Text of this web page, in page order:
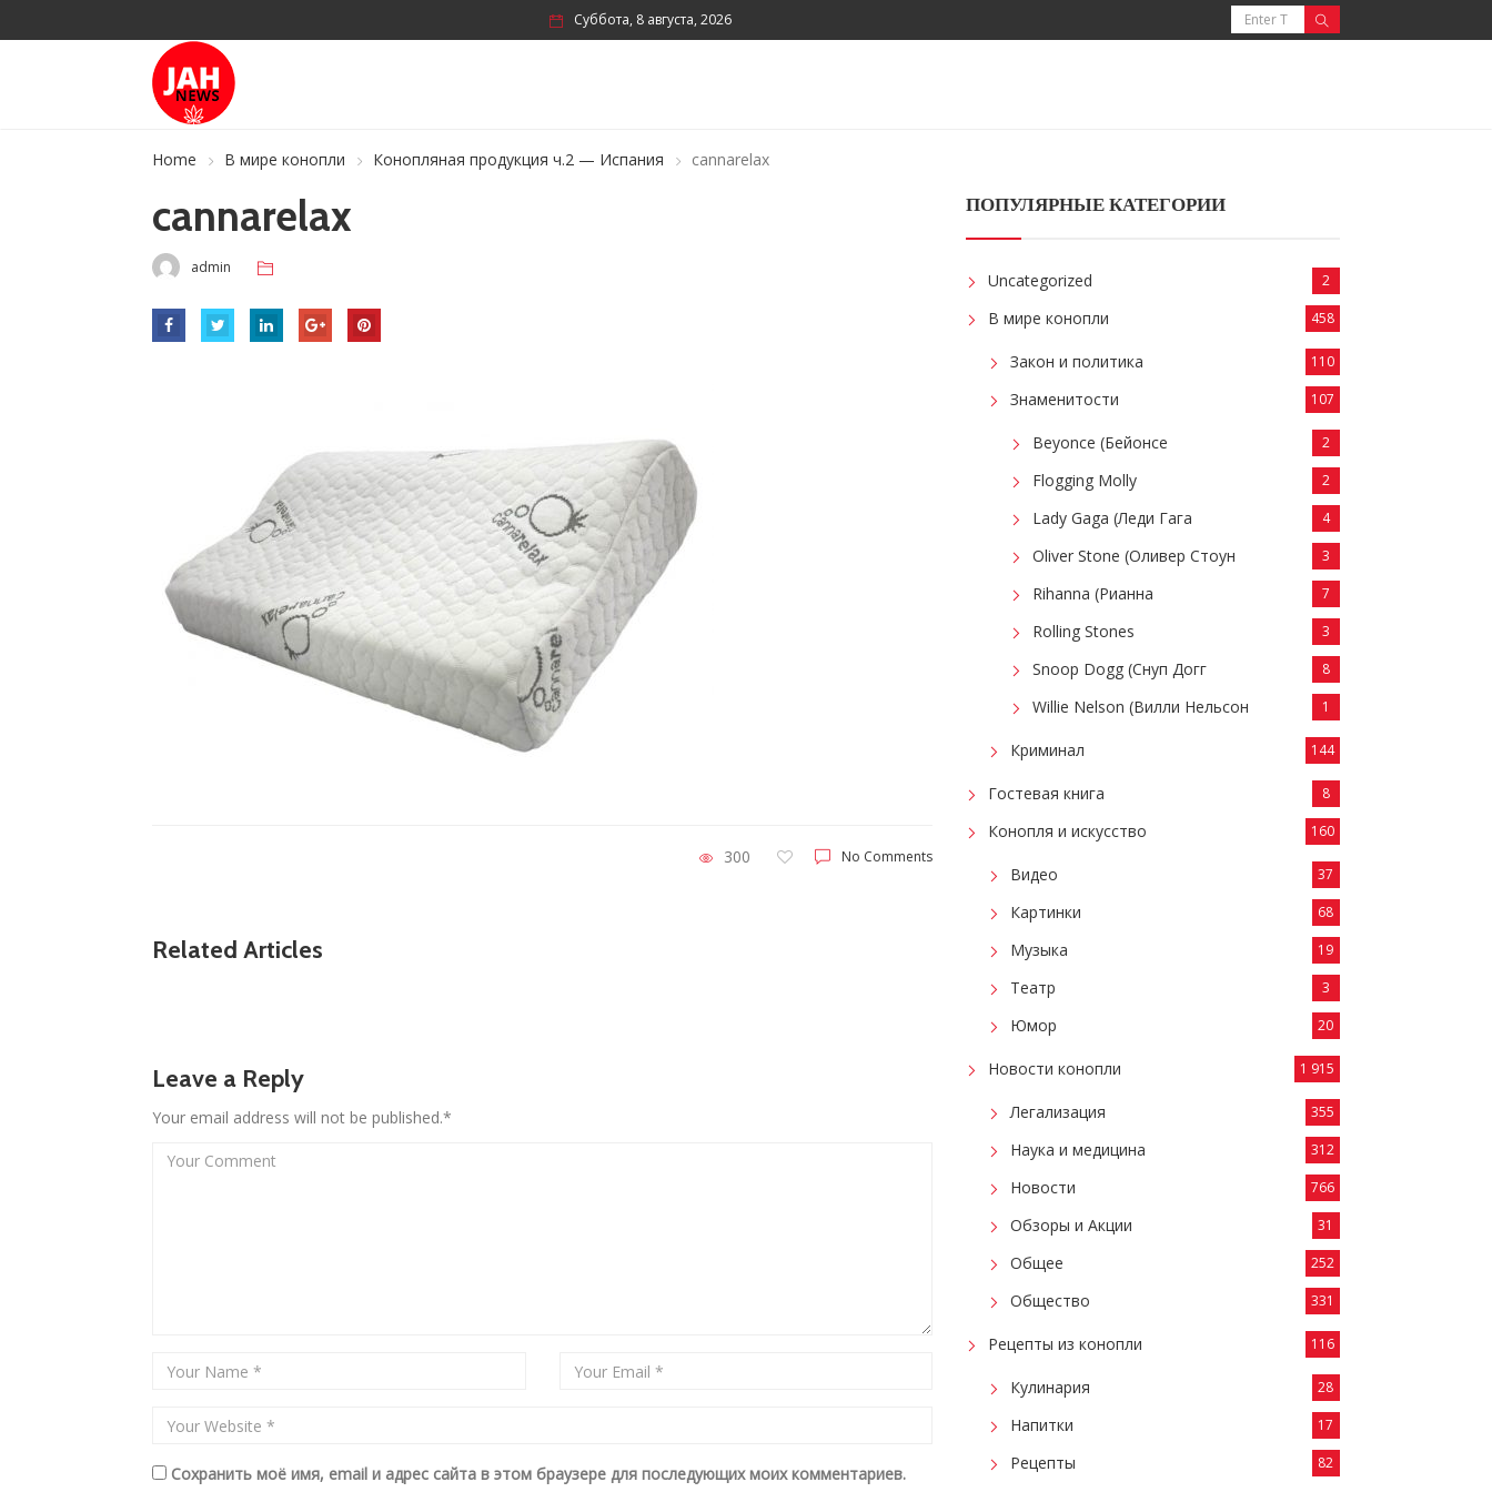
Суббота, 8 августа, 2026
Home В мире конопли Конопляная продукция ч.2 — Испания cannarelax
cannarelax
admin
300 No Comments
Related Articles
Leave a Reply
Your email address will not be published.*
Сохранить моё имя, email и адрес сайта в этом браузере для последующих моих комментариев.
ПОПУЛЯРНЫЕ КАТЕГОРИИ
Uncategorized 2
В мире конопли 458
Закон и политика 110
Знаменитости 107
Beyonce (Бейонсе 2
Flogging Molly 2
Lady Gaga (Леди Гага 4
Oliver Stone (Оливер Стоун 3
Rihanna (Рианна 7
Rolling Stones 3
Snoop Dogg (Снуп Догг 8
Willie Nelson (Вилли Нельсон 1
Криминал 144
Гостевая книга 8
Конопля и искусство 160
Видео 37
Картинки 68
Музыка 19
Театр 3
Юмор 20
Новости конопли 1 915
Легализация 355
Наука и медицина 312
Новости 766
Обзоры и Акции 31
Общее 252
Общество 331
Рецепты из конопли 116
Кулинария 28
Напитки 17
Рецепты 82